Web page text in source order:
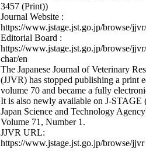
3457 (Print))
Journal Website :
https://www.jstage.jst.go.jp/browse/
Editorial Board :
https://www.jstage.jst.go.jp/browse/
char/en
The Japanese Journal of Veterinary
(JJVR) has stopped publishing a print
volume 70 and became a fully
It is also newly available on J-STAGE
Japan Science and Technology
Volume 71, Number 1.
JJVR URL:
https://www.jstage.jst.go.jp/browse/jjvr